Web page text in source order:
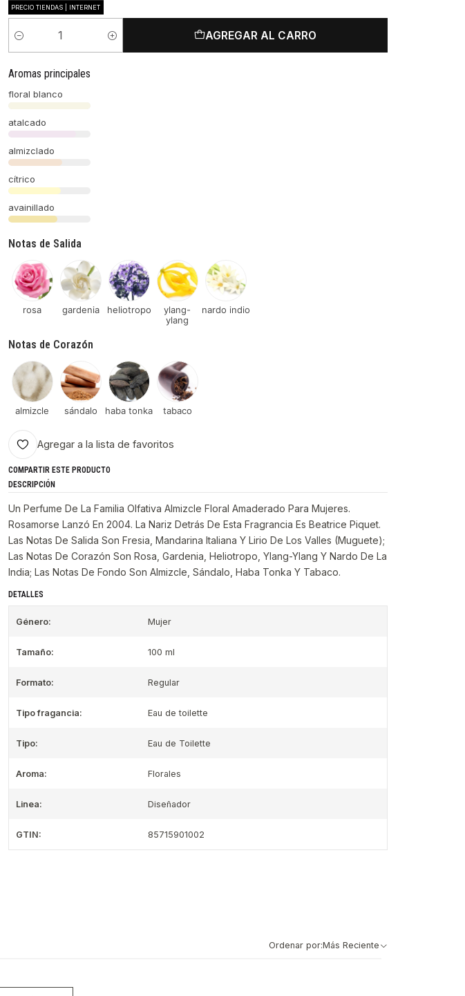
PRECIO TIENDAS | INTERNET
Cantidad
AGREGAR AL CARRO
Aromas principales
floral blanco
atalcado
almizclado
cítrico
avainillado
Notas de Salida
rosa gardenia heliotropo
ylang-
ylang
nardo indio
Notas de Corazón
almizcle sándalo haba tonka tabaco
Agregar a la lista de favoritos
COMPARTIR ESTE PRODUCTO
DESCRIPCIÓN
Un Perfume De La Familia Olfativa Almizcle Floral Amaderado Para Mujeres.
Rosamorse Lanzó En 2004. La Nariz Detrás De Esta Fragrancia Es Beatrice Piquet.
Las Notas De Salida Son Fresia, Mandarina Italiana Y Lirio De Los Valles (Muguete);
Las Notas De Corazón Son Rosa, Gardenia, Heliotropo, Ylang-Ylang Y Nardo De La
India; Las Notas De Fondo Son Almizcle, Sándalo, Haba Tonka Y Tabaco.
DETALLES
Género: Mujer
Tamaño: 100 ml
Formato: Regular
Tipo fragancia: Eau de toilette
Tipo: Eau de Toilette
Aroma: Florales
Linea: Diseñador
GTIN: 85715901002
Ordenar por:Más Reciente